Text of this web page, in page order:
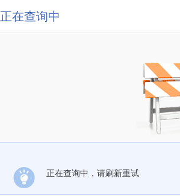
正在查询中
正在查询中，请刷新重试